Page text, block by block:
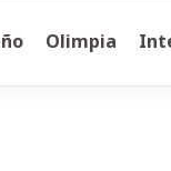
Olimpia